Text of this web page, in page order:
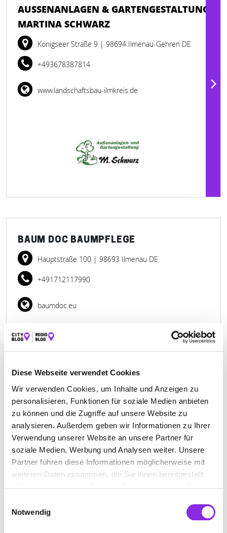
Diese Webseite verwendet Cookies
Wir verwenden Cookies, um Inhalte und Anzeigen zu
personalisieren, Funktionen für soziale Medien anbieten
zu können und die Zugriffe auf unsere Website zu
analysieren. Außerdem geben wir Informationen zu Ihrer
Verwendung unserer Website an unsere Partner für
soziale Medien, Werbung und Analysen weiter. Unsere
Partner führen diese Informationen möglicherweise mit
weiteren Daten zusammen, die Sie ihnen bereitgestellt
Notwendig
AUSSENANLAGEN & GARTENGESTALTUNG M
ARTINA SCHWARZ
Königseer Straße 9 | 98694 Ilmenau-Gehren DE
+493678387814
www.landschaftsbau-ilmkreis.de
BAUM DOC BAUMPFLEGE
Hauptstraße 100 | 98693 Ilmenau DE
+491712117990
baumdoc.eu
HARTUNG (INHABER) STEFAN HARTUNG
Kallenbach 13-18| 36448 Bad Liebenstein DE
+493696170615